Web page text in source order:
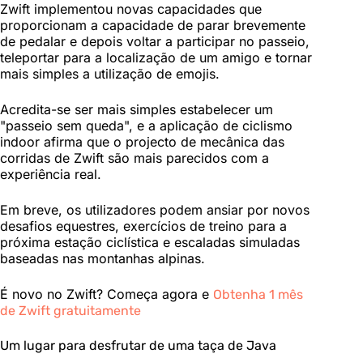
Zwift implementou novas capacidades que
proporcionam a capacidade de parar brevemente
de pedalar e depois voltar a participar no passeio,
teleportar para a localização de um amigo e tornar
mais simples a utilização de emojis.
Acredita-se ser mais simples estabelecer um
"passeio sem queda", e a aplicação de ciclismo
indoor afirma que o projecto de mecânica das
corridas de Zwift são mais parecidos com a
experiência real.
Em breve, os utilizadores podem ansiar por novos
desafios equestres, exercícios de treino para a
próxima estação ciclística e escaladas simuladas
baseadas nas montanhas alpinas.
É novo no Zwift? Começa agora e Obtenha 1 mês
de Zwift gratuitamente
Um lugar para desfrutar de uma taça de Java